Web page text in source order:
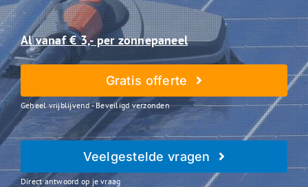
Al vanaf € 3,- per zonnepaneel
Gratis offerte
Geheel vrijblijvend - Beveiligd verzonden
Veelgestelde vragen
Direct antwoord op je vraag